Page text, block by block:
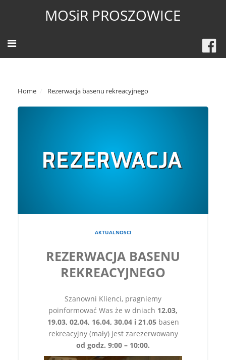
MOSiR PROSZOWICE
Home Rezerwacja basenu rekreacyjnego
AKTUALNOSCI
REZERWACJA BASENU
REKREACYJNEGO
Szanowni Klienci, pragniemy
poinformować Was że w dniach 12.03,
19.03, 02.04, 16.04, 30.04 i 21.05basen
rekreacyjny (mały) jest zarezerwowany
od godz. 9:00 – 10:00.